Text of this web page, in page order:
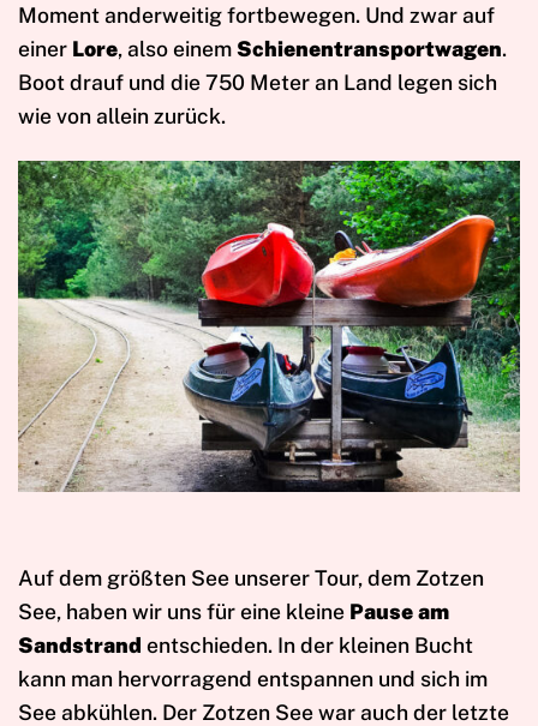
Moment anderweitig fortbewegen. Und zwar auf
einer Lore, also einemSchienentransportwagen.
Boot drauf und die 750 Meter an Land legen sich
wie von allein zurück.
Auf dem größten See unserer Tour, dem Zotzen
See, haben wir uns für eine kleine Pause am
Sandstrand entschieden. In der kleinen Bucht
kann man hervorragend entspannen und sich im
See abkühlen. Der Zotzen See war auch der letzte